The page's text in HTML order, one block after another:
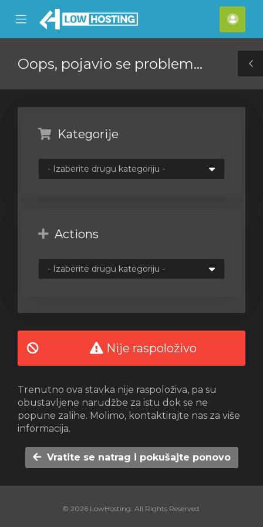
Mobile
Menu
Oops, pojavio se problem...
Kategorije
Actions
Nije raspoloživo
Trenutno ova stavka nije raspoloživa, pa su
obustavljene narudžbe za istu dok se ne
popune zalihe. Molimo, kontaktirajte nas za više
informacija.
Vratite se natrag i pokušajte ponovo
© 2026 LowHosting. All Rights Reserved.